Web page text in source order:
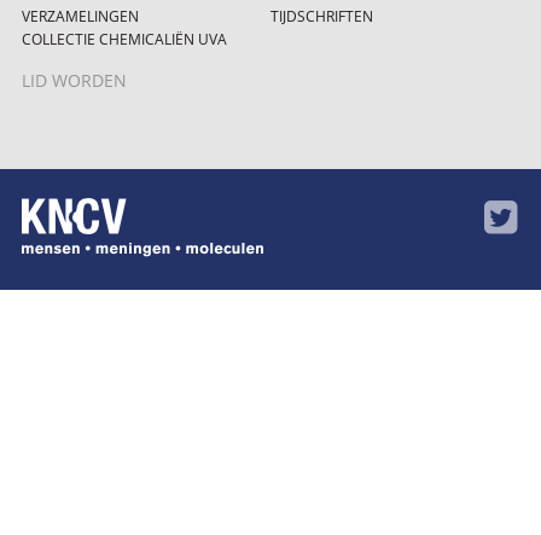
VERZAMELINGEN
COLLECTIE CHEMICALIËN UVA
TIJDSCHRIFTEN
LID WORDEN